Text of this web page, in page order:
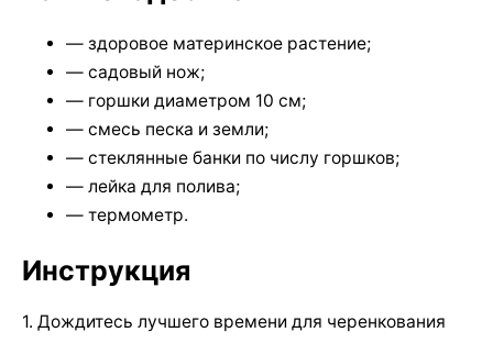
— здоровое материнское растение;
— садовый нож;
— горшки диаметром 10 см;
— смесь песка и земли;
— стеклянные банки по числу горшков;
— лейка для полива;
— термометр.
Инструкция
1. Дождитесь лучшего времени для черенкования